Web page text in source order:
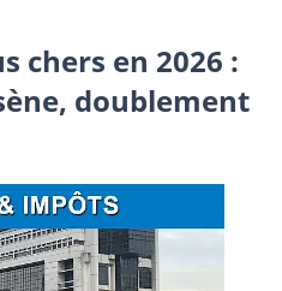
chers en 2026 :
doublement